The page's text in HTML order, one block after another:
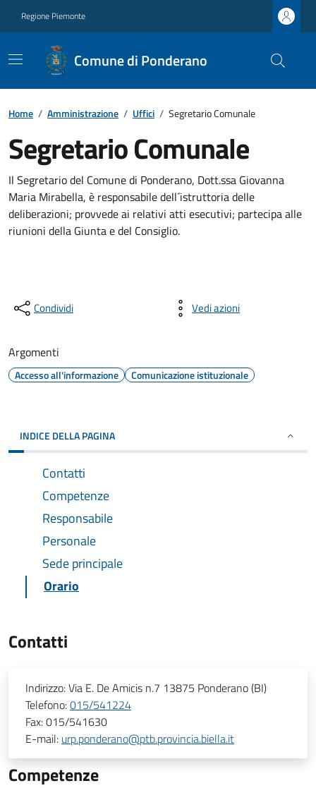
Regione Piemonte
Comune di Ponderano
Home / Amministrazione / Uffici / Segretario Comunale
Segretario Comunale
Il Segretario del Comune di Ponderano, Dott.ssa Giovanna
Maria Mirabella, è responsabile dell´istruttoria delle
deliberazioni; provvede ai relativi atti esecutivi; partecipa alle
riunioni della Giunta e del Consiglio.
Condividi Vedi azioni
Argomenti
Accesso all'informazione Comunicazione istituzionale
INDICE DELLA PAGINA
Contatti
Competenze
Responsabile
Personale
Sede principale
Orario
Contatti
Indirizzo:Via E. De Amicis n.7 13875 Ponderano (BI)
Telefono:015/541224
Fax:015/541630
E-mail: urp.ponderano@ptb.provincia.biella.it
Competenze